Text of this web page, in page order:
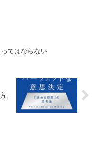
てはならない
。